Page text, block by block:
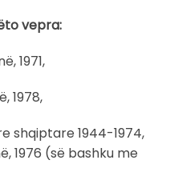
vepra:
1971,
1978,
shqiptare 1944-1974,
1976 (së bashku me